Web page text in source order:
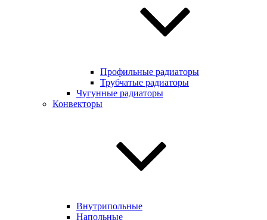
Профильные радиаторы
Трубчатые радиаторы
Чугунные радиаторы
Конвекторы
Внутрипольные
Напольные